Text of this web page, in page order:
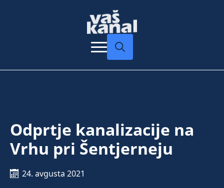
Odprtje kanalizacije na
Vrhu pri Šentjerneju
24. avgusta 2021